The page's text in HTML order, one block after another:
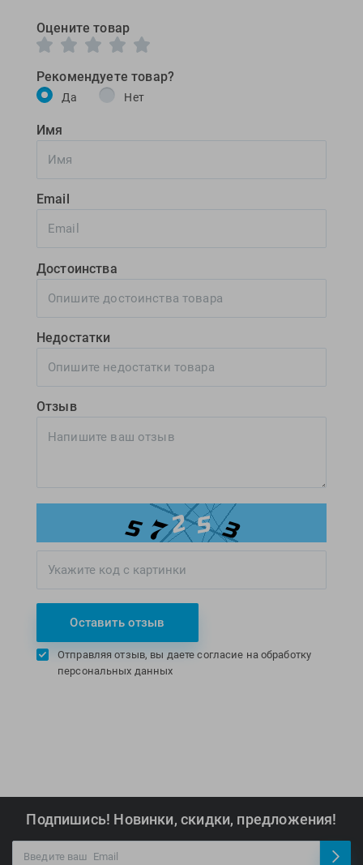
Оцените товар
Рекомендуете товар?
Да Нет
Имя
Email
Достоинства
Недостатки
Отзыв
Оставить отзыв
Отправляя отзыв, вы даете согласие на обработку
персональных данных
Подпишись! Новинки, скидки, предложения!